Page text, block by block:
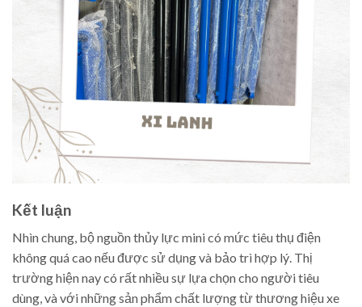
Kết luận
Nhìn chung, bộ nguồn thủy lực mini có mức tiêu thụ điện
không quá cao nếu được sử dụng và bảo trì hợp lý. Thị
trường hiện nay có rất nhiều sự lựa chọn cho người tiêu
dùng, và với những sản phẩm chất lượng từ thương hiệu xe